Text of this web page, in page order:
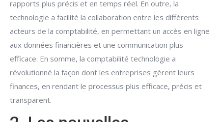
rapports plus précis et en temps réel. En outre, la
technologie a facilité la collaboration entre les différents
acteurs de la comptabilité, en permettant un accès en ligne
aux données financières et une communication plus
efficace. En somme, la comptabilité technologie a
révolutionné la façon dont les entreprises gèrent leurs
finances, en rendant le processus plus efficace, précis et
transparent.